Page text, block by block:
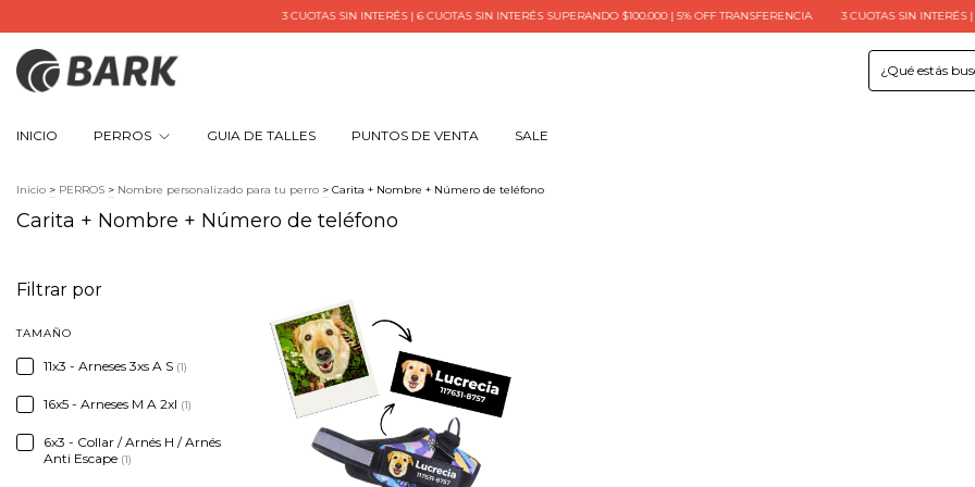
3 CUOTAS SIN INTERÉS | 6 CUOTAS SIN INTERÉS SUPERANDO $100.000 | 5% OFF TRANSFERENCIA 3 CUOTAS SIN INTERÉS | 6
INICIO PERROS GUIA DE TALLES PUNTOS DE VENTA SALE
Inicio > PERROS > Nombre personalizado para tu perro > Carita + Nombre + Número de teléfono
Carita + Nombre + Número de teléfono
Filtrar por
TAMAÑO
11x3 - Arneses 3xs A S (1)
16x5 - Arneses M A 2xl (1)
6x3 - Collar / Arnés H / Arnés
Anti Escape (1)